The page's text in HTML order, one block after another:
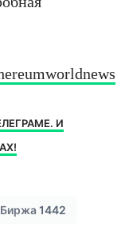
И
Биржа 1442